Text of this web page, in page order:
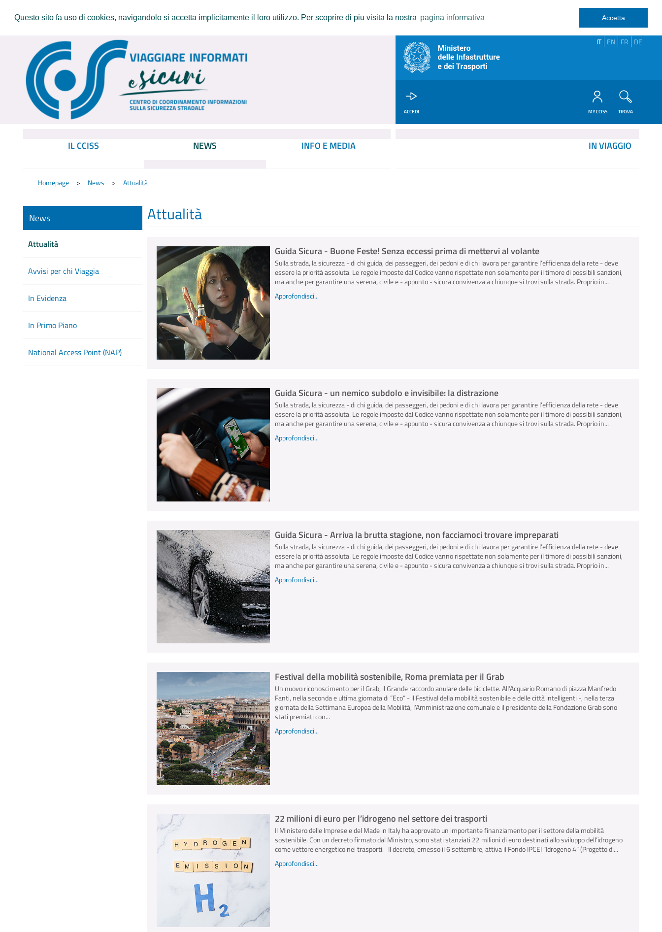
Questo sito fa uso di cookies, navigandolo si accetta implicitamente il loro utilizzo. Per scoprire di piu visita la nostra pagina informativa Accetta
IT EN FR DE
ACCEDI MY CCISS TROVA
IL CCISS NEWS INFO E MEDIA IN VIAGGIO
Homepage News Attualità
News
Attualità
Avvisi per chi Viaggia
In Evidenza
In Primo Piano
National Access Point (NAP)
Attualità
Guida Sicura - Buone Feste! Senza eccessi prima di mettervi al volante
Sulla strada, la sicurezza - di chi guida, dei passeggeri, dei pedoni e di chi lavora per garantire l’efficienza della rete - deve
essere la priorità assoluta. Le regole imposte dal Codice vanno rispettate non solamente per il timore di possibili sanzioni,
ma anche per garantire una serena, civile e - appunto - sicura convivenza a chiunque si trovi sulla strada. Proprio in...
Approfondisci...
Guida Sicura - un nemico subdolo e invisibile: la distrazione
Sulla strada, la sicurezza - di chi guida, dei passeggeri, dei pedoni e di chi lavora per garantire l’efficienza della rete - deve
essere la priorità assoluta. Le regole imposte dal Codice vanno rispettate non solamente per il timore di possibili sanzioni,
ma anche per garantire una serena, civile e - appunto - sicura convivenza a chiunque si trovi sulla strada. Proprio in...
Approfondisci...
Guida Sicura - Arriva la brutta stagione, non facciamoci trovare impreparati
Sulla strada, la sicurezza - di chi guida, dei passeggeri, dei pedoni e di chi lavora per garantire l’efficienza della rete - deve
essere la priorità assoluta. Le regole imposte dal Codice vanno rispettate non solamente per il timore di possibili sanzioni,
ma anche per garantire una serena, civile e - appunto - sicura convivenza a chiunque si trovi sulla strada. Proprio in...
Approfondisci...
Festival della mobilità sostenibile, Roma premiata per il Grab
Un nuovo riconoscimento per il Grab, il Grande raccordo anulare delle biciclette. All’Acquario Romano di piazza Manfredo
Fanti, nella seconda e ultima giornata di “Eco” - il Festival della mobilità sostenibile e delle città intelligenti -, nella terza
giornata della Settimana Europea della Mobilità, l’Amministrazione comunale e il presidente della Fondazione Grab sono
stati premiati con...
Approfondisci...
22 milioni di euro per l’idrogeno nel settore dei trasporti
Il Ministero delle Imprese e del Made in Italy ha approvato un importante finanziamento per il settore della mobilità
sostenibile. Con un decreto firmato dal Ministro, sono stati stanziati 22 milioni di euro destinati allo sviluppo dell’idrogeno
come vettore energetico nei trasporti. Il decreto, emesso il 6 settembre, attiva il Fondo IPCEI “Idrogeno 4” (Progetto di...
Approfondisci...